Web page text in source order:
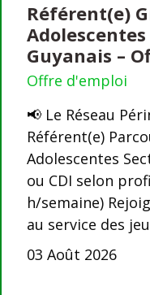
Référent(e)
Guyanais –
Offre d'emploi
📢 Le Réseau
Référent(e)
Adolescentes
ou CDI selon
h/semaine)
au service des
03 Août 2026